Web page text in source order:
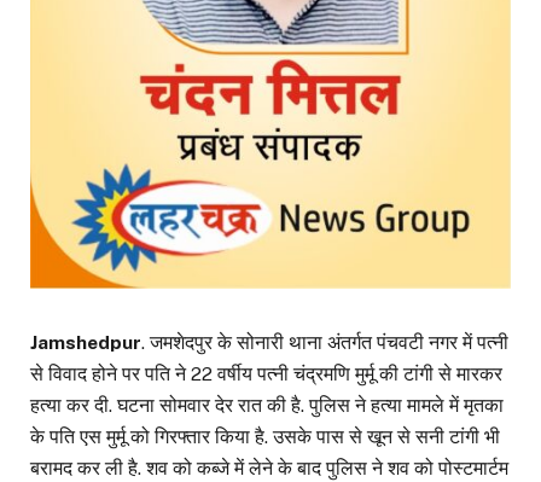
Jamshedpur. जमशेदपुर के सोनारी थाना अंतर्गत पंचवटी नगर में पत्नी
से विवाद होने पर पति ने 22 वर्षीय पत्नी चंद्रमणि मुर्मू की टांगी से मारकर
हत्या कर दी. घटना सोमवार देर रात की है. पुलिस ने हत्या मामले में मृतका
के पति एस मुर्मू को गिरफ्तार किया है. उसके पास से खून से सनी टांगी भी
बरामद कर ली है. शव को कब्जे में लेने के बाद पुलिस ने शव को पोस्टमार्टम